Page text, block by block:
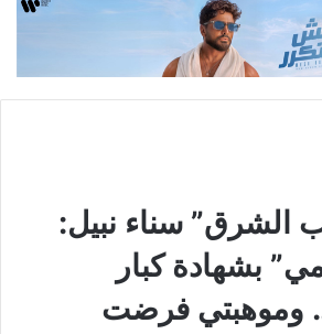
الشرق” سناء نبيل:
بشهادة كبار
وموهبتي فرضت